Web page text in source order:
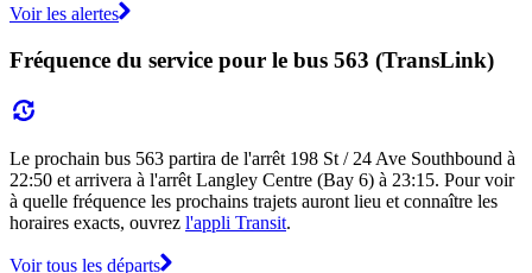
Voir les alertes
Fréquence du service pour le bus 563 (TransLink)
Le prochain bus 563 partira de l'arrêt 198 St / 24 Ave Southbound à
22:50 et arrivera à l'arrêt Langley Centre (Bay 6) à 23:15. Pour voir
à quelle fréquence les prochains trajets auront lieu et connaître les
horaires exacts, ouvrez l'appli Transit.
Voir tous les départs